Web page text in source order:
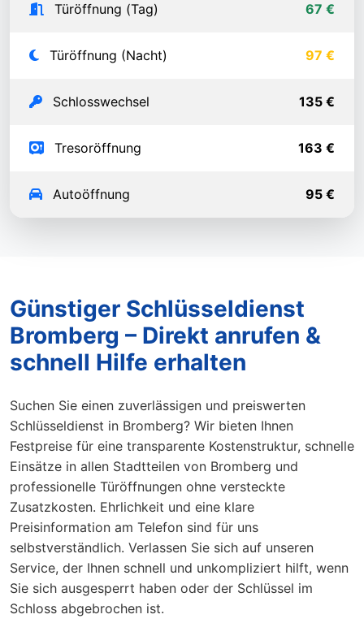
Türöffnung (Tag) 67 €
Türöffnung (Nacht) 97 €
Schlosswechsel 135 €
Tresoröffnung 163 €
Autoöffnung 95 €
Günstiger Schlüsseldienst
Bromberg – Direkt anrufen &
schnell Hilfe erhalten
Suchen Sie einen zuverlässigen und preiswerten
Schlüsseldienst in Bromberg? Wir bieten Ihnen
Festpreise für eine transparente Kostenstruktur, schnelle
Einsätze in allen Stadtteilen von Bromberg und
professionelle Türöffnungen ohne versteckte
Zusatzkosten. Ehrlichkeit und eine klare
Preisinformation am Telefon sind für uns
selbstverständlich. Verlassen Sie sich auf unseren
Service, der Ihnen schnell und unkompliziert hilft, wenn
Sie sich ausgesperrt haben oder der Schlüssel im
Schloss abgebrochen ist.